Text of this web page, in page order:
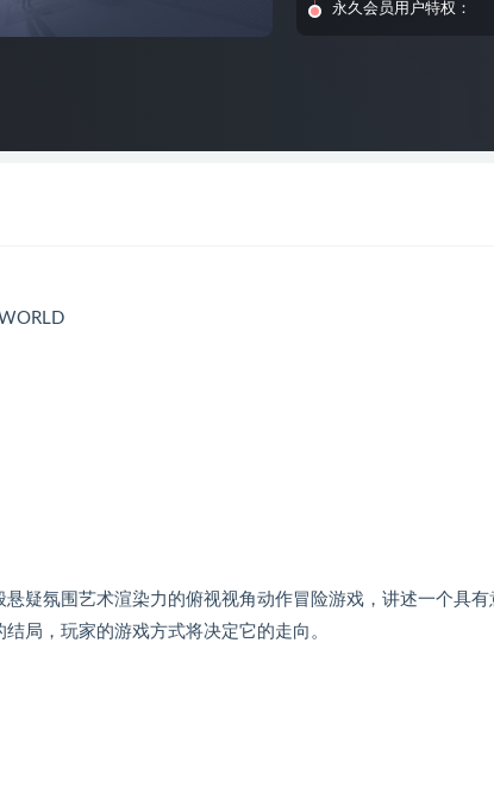
永久会员用户特权：
疑氛围艺术渲染力的俯视视角动作冒险游戏，讲述一个具
局，玩家的游戏方式将决定它的走向。